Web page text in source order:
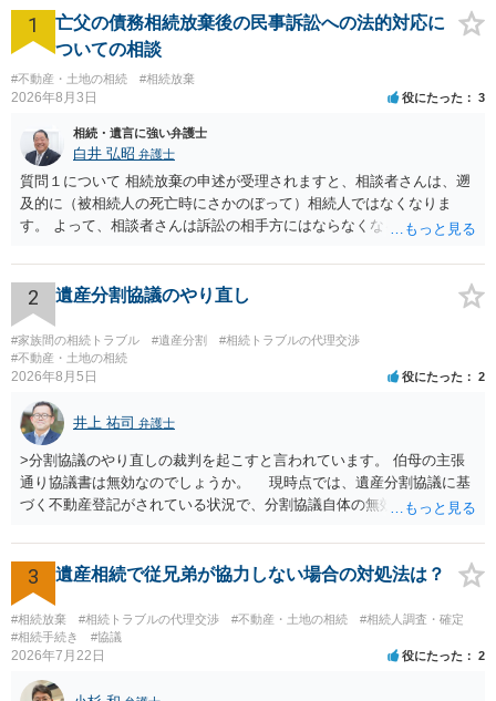
作り直すまでの必要はなく、借主と弟さんとの間で連名の覚書を作成
し、賃貸人が弟さんに変更されたことを確認しておけば、対応として
1
亡父の債務相続放棄後の民事訴訟への法的対応に
ついての相談
#不動産・土地の相続 #相続放棄
2026年8月3日 役にたった 3
相続・遺言に強い弁護士
白井 弘昭 弁護士
質問１について 相続放棄の申述が受理されますと、相談者さんは、遡
及的に（被相続人の死亡時にさかのぼって）相続人ではなくなりま
す。 よって、相談者さんは訴訟の相手方にはならなくなるので（明け
理証明を家庭裁判所で取得し、コピーを答弁書に添えて裁判所に提出
してください。 質問２について 請求棄却を求める答弁書を提出すれ
ば、第１回期日は出席する必要がありません。その日は差支え（用事
があり出席できない）との記載で十分です。 質問３について 弁護士で
はないので、ｍｉｎｔｓでの提出の必要は無いと思います。郵送（期
限までに届けばよい）で十分です。 詳細は、書面記載の裁判所書記官
にお問い合わせください。 以上、ご参考まで。
2 遺産分割協議のやり直し
#家族間の相続トラブル #遺産分割
#相続トラブルの代理交渉
#不動産・土地の相続
2026年8月5日 役にたった 2
井上 祐司 弁護士
>分割協議のやり直しの裁判を起こすと言われています。 伯母の主張
通り協議書は無効なのでしょうか。 現時点では、遺産分割協議に基
づく不動産登記がされている状況で、分割協議自体の無効を裁判所が
方の訴訟の主張及び立証次第ですが、 ・御祖母様の認知能力に関する
医師の意見書、筆跡鑑定 が提出されればその効力が否定される可能性
はありますが、 ・伯母様自身が分割協議に加わっていること ・御祖母
様の意に反する遺産分割協議を行う実益が誰にあったかの立証が困難
であること からすると、実際に遺産分割協議の効力が否定される可能
性はそれほど高くない（立証のハードルは非常に高い）ということが
言えると思います。
3 遺産相続で従兄弟が協力しない場合の対処法は？
#相続放棄 #相続トラブルの代理交渉 #不動産・土地の相続
#相続人調査・確定
#相続手続き
#協議
2026年7月22日 役にたった 2